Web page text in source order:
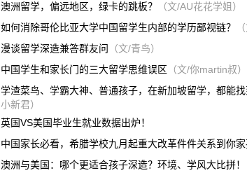
澳洲留学，偏远地区，绿卡的跳板？ （文/AU花花学姐）
如何消除哥伦比亚大学中国留学生内部的学历鄙视链？
漫谈留学深造兼答群友问 （文/青鸟）
中国学生和家长门的三大留学思维误区 （文/你martin叔）
学渣菜鸟、学霸大神、普通孩子，在新加坡留学，都能找
小新君）
英国VS美国毕业生就业数据出炉！
中国家长必看，希腊学校九月起重大改革件件关系到你
澳洲与美国：哪个更适合孩子深造？环境、学风大比拼！